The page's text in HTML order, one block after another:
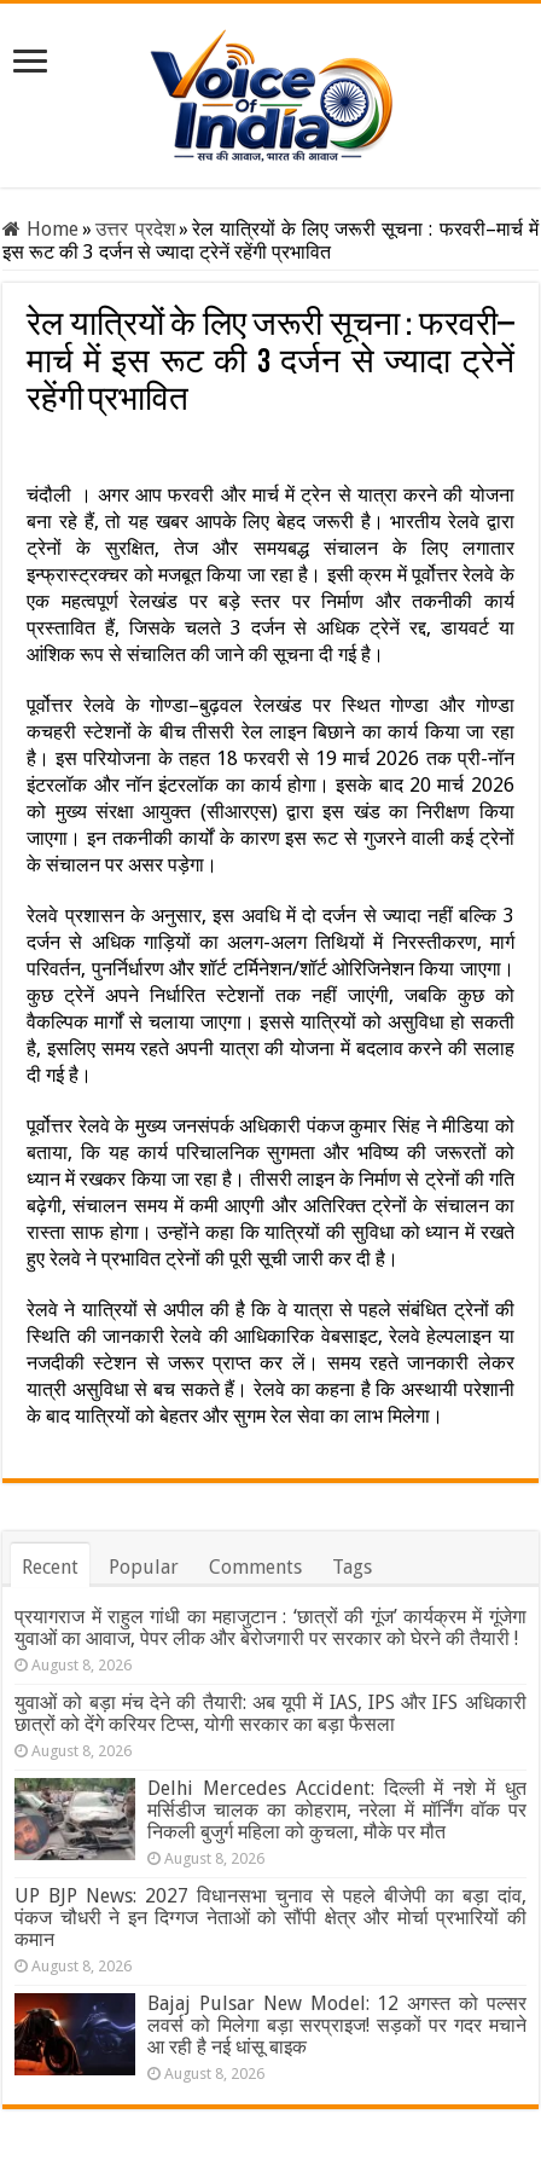
Home» उत्तर प्रदेश»रेल यात्रियों के लिए जरूरी सूचना : फरवरी–मार्च में
इस रूट की 3 दर्जन से ज्यादा ट्रेनें रहेंगी प्रभावित
रेल यात्रियों के लिए जरूरी सूचना : फरवरी–
मार्च में इस रूट की 3 दर्जन से ज्यादा ट्रेनें
रहेंगी प्रभावित
चंदौली । अगर आप फरवरी और मार्च में ट्रेन से यात्रा करने की योजना
बना रहे हैं, तो यह खबर आपके लिए बेहद जरूरी है। भारतीय रेलवे द्वारा
ट्रेनों के सुरक्षित, तेज और समयबद्ध संचालन के लिए लगातार
इन्फ्रास्ट्रक्चर को मजबूत किया जा रहा है। इसी क्रम में पूर्वोत्तर रेलवे के
एक महत्वपूर्ण रेलखंड पर बड़े स्तर पर निर्माण और तकनीकी कार्य
प्रस्तावित हैं, जिसके चलते 3 दर्जन से अधिक ट्रेनें रद्द, डायवर्ट या
आंशिक रूप से संचालित की जाने की सूचना दी गई है।
पूर्वोत्तर रेलवे के गोण्डा–बुढ़वल रेलखंड पर स्थित गोण्डा और गोण्डा
कचहरी स्टेशनों के बीच तीसरी रेल लाइन बिछाने का कार्य किया जा रहा
है। इस परियोजना के तहत 18 फरवरी से 19 मार्च 2026 तक प्री-नॉन
इंटरलॉक और नॉन इंटरलॉक का कार्य होगा। इसके बाद 20 मार्च 2026
को मुख्य संरक्षा आयुक्त (सीआरएस) द्वारा इस खंड का निरीक्षण किया
जाएगा। इन तकनीकी कार्यों के कारण इस रूट से गुजरने वाली कई ट्रेनों
के संचालन पर असर पड़ेगा।
रेलवे प्रशासन के अनुसार, इस अवधि में दो दर्जन से ज्यादा नहीं बल्कि 3
दर्जन से अधिक गाड़ियों का अलग-अलग तिथियों में निरस्तीकरण, मार्ग
परिवर्तन, पुनर्निर्धारण और शॉर्ट टर्मिनेशन/शॉर्ट ओरिजिनेशन किया जाएगा।
कुछ ट्रेनें अपने निर्धारित स्टेशनों तक नहीं जाएंगी, जबकि कुछ को
वैकल्पिक मार्गों से चलाया जाएगा। इससे यात्रियों को असुविधा हो सकती
है, इसलिए समय रहते अपनी यात्रा की योजना में बदलाव करने की सलाह
दी गई है।
पूर्वोत्तर रेलवे के मुख्य जनसंपर्क अधिकारी पंकज कुमार सिंह ने मीडिया को
बताया, कि यह कार्य परिचालनिक सुगमता और भविष्य की जरूरतों को
ध्यान में रखकर किया जा रहा है। तीसरी लाइन के निर्माण से ट्रेनों की गति
बढ़ेगी, संचालन समय में कमी आएगी और अतिरिक्त ट्रेनों के संचालन का
रास्ता साफ होगा। उन्होंने कहा कि यात्रियों की सुविधा को ध्यान में रखते
हुए रेलवे ने प्रभावित ट्रेनों की पूरी सूची जारी कर दी है।
रेलवे ने यात्रियों से अपील की है कि वे यात्रा से पहले संबंधित ट्रेनों की
स्थिति की जानकारी रेलवे की आधिकारिक वेबसाइट, रेलवे हेल्पलाइन या
नजदीकी स्टेशन से जरूर प्राप्त कर लें। समय रहते जानकारी लेकर
यात्री असुविधा से बच सकते हैं। रेलवे का कहना है कि अस्थायी परेशानी
के बाद यात्रियों को बेहतर और सुगम रेल सेवा का लाभ मिलेगा।
Recent Popular Comments Tags
प्रयागराज में राहुल गांधी का महाजुटान : ‘छात्रों की गूंज’ कार्यक्रम में गूंजेगा
युवाओं का आवाज, पेपर लीक और बेरोजगारी पर सरकार को घेरने की तैयारी !
August 8, 2026
युवाओं को बड़ा मंच देने की तैयारी: अब यूपी में IAS, IPS और IFS अधिकारी
छात्रों को देंगे करियर टिप्स, योगी सरकार का बड़ा फैसला
August 8, 2026
Delhi Mercedes Accident: दिल्ली में नशे में धुत
मर्सिडीज चालक का कोहराम, नरेला में मॉर्निंग वॉक पर
निकली बुजुर्ग महिला को कुचला, मौके पर मौत
August 8, 2026
UP BJP News: 2027 विधानसभा चुनाव से पहले बीजेपी का बड़ा दांव,
पंकज चौधरी ने इन दिग्गज नेताओं को सौंपी क्षेत्र और मोर्चा प्रभारियों की
कमान
August 8, 2026
Bajaj Pulsar New Model: 12 अगस्त को पल्सर
लवर्स को मिलेगा बड़ा सरप्राइज! सड़कों पर गदर मचाने
आ रही है नई धांसू बाइक
August 8, 2026